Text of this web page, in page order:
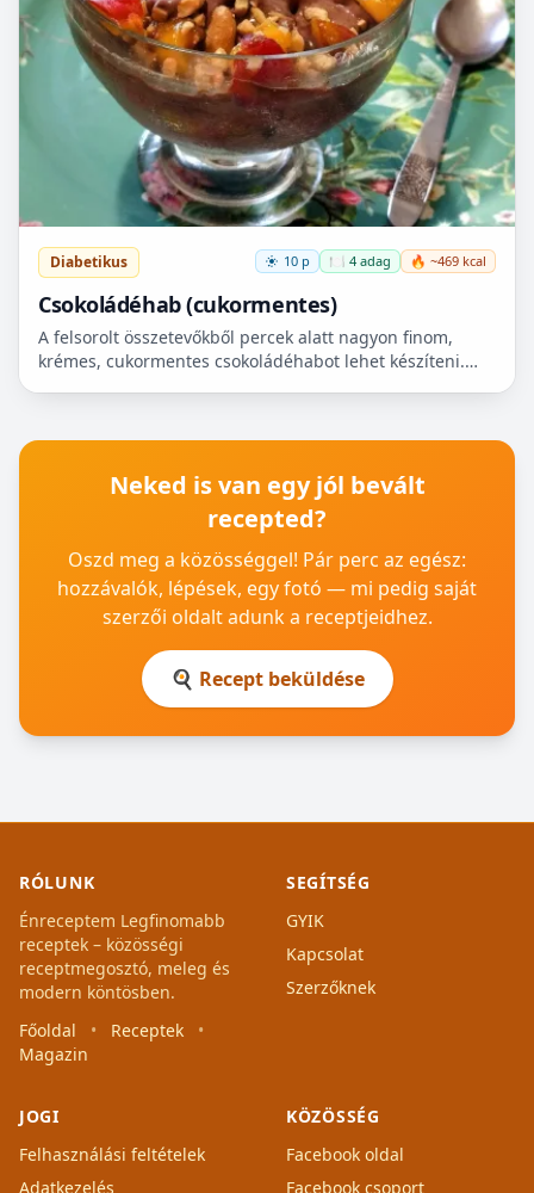
Diabetikus 10 p 🍽️ 4 adag 🔥 ~469 kcal
Csokoládéhab (cukormentes)
A felsorolt összetevőkből percek alatt nagyon finom,
krémes, cukormentes csokoládéhabot lehet készíteni.
Neked is van egy jól bevált
recepted?
Oszd meg a közösséggel! Pár perc az egész:
hozzávalók, lépések, egy fotó — mi pedig saját
szerzői oldalt adunk a receptjeidhez.
🍳 Recept beküldése
RÓLUNK
Énreceptem Legfinomabb
receptek – közösségi
receptmegosztó, meleg és
modern köntösben.
Főoldal
• Receptek
•
Magazin
SEGÍTSÉG
GYIK
Kapcsolat
Szerzőknek
JOGI
Felhasználási feltételek
Adatkezelés
KÖZÖSSÉG
Facebook oldal
Facebook csoport